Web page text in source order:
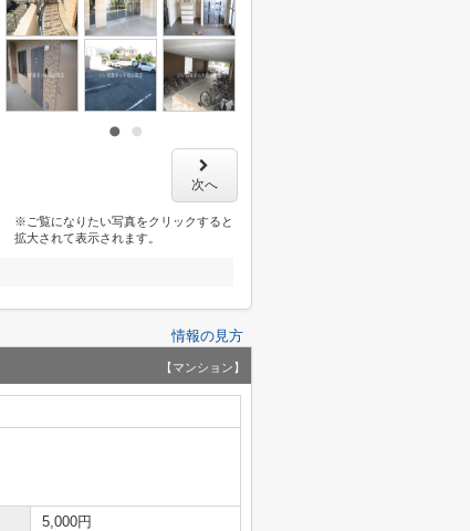
次へ
※ご覧になりたい写真をクリックすると
拡大されて表示されます。
情報の見方
【マンション】
5,000円